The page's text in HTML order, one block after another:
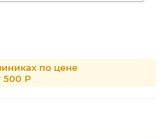
по цене
500 Р